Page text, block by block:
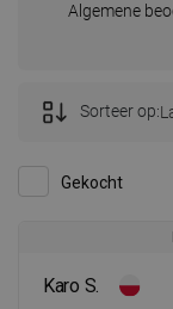
Algemene
Gekocht
Sorteer op:
Karo S.